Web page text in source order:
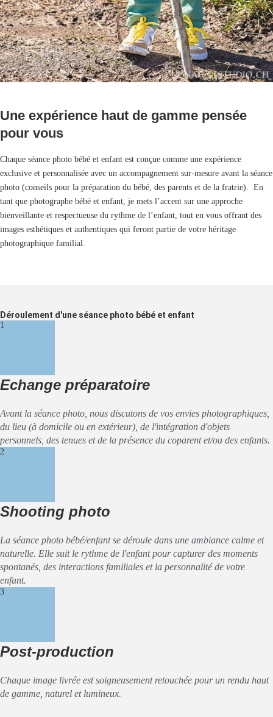
Une expérience haut de gamme pensée
pour vous
Chaque séance photo bébé et enfant est conçue comme une expérience
exclusive et personnalisée avec un accompagnement sur-mesure avant la séance
photo (conseils pour la préparation du bébé, des parents et de la fratrie). En
tant que photographe bébé et enfant, je mets l’accent sur une approche
bienveillante et respectueuse du rythme de l’enfant, tout en vous offrant des
images esthétiques et authentiques qui feront partie de votre héritage
photographique familial.
Déroulement d'une séance photo bébé et enfant
1
Echange préparatoire
Avant la séance photo, nous discutons de vos envies photographiques,
du lieu (à domicile ou en extérieur), de l'intégration d'objets
personnels, des tenues et de la présence du coparent et/ou des enfants.
2
Shooting photo
La séance photo bébé/enfant se déroule dans une ambiance calme et
naturelle. Elle suit le rythme de l'enfant pour capturer des moments
spontanés, des interactions familiales et la personnalité de votre
enfant.
3
Post-production
Chaque image livrée est soigneusement retouchée pour un rendu haut
de gamme, naturel et lumineux.